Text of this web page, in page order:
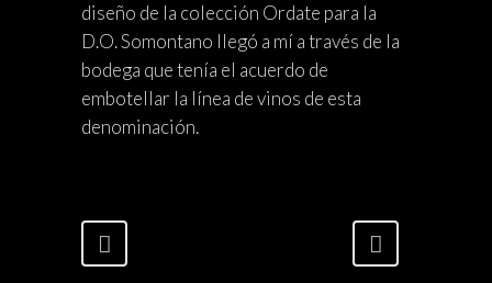
diseño de la colección Ordate para la
D.O. Somontano llegó a mí a través de la
bodega que tenía el acuerdo de
embotellar la línea de vinos de esta
denominación.